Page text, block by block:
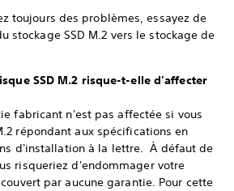
toujours des problèmes, essayez de
stockage SSD M.2 vers le stockage de
SSD M.2 risque-t-elle d'affecter
fabricant n'est pas affectée si vous
répondant aux spécifications en
d'installation à la lettre. À défaut de
risqueriez d'endommager votre
par aucune garantie. Pour cette